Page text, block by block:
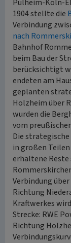
Pulheim-Köln-
1904 stellte die
Verbindung
nach
Bahnhof
beim Bau der
berücksichtigt
endeten am
geplanten
Holzheim über
wurden die
vom
Die
in großen
erhaltene Reste
Verbindung
Richtung
Kraftwerkes
Strecke: RWE
Richtung